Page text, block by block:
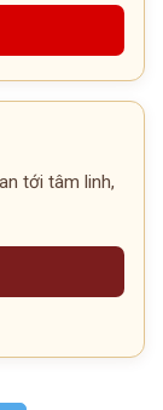
tới tâm linh,